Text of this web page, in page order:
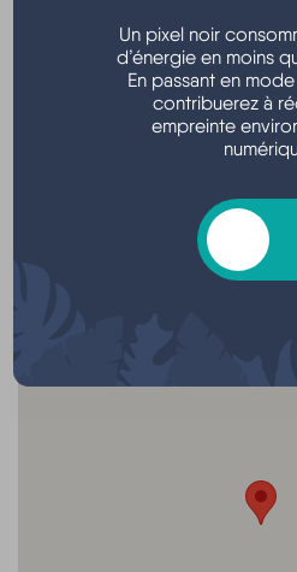
Eglise Sainte-Hélène - Hourtin
Localisation
Eglise Sainte-
Un pixel noir
d’énergie en moins
En passant en
contribuerez à
empreinte